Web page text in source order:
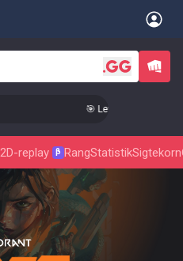
🎯 Level Up Your Aim
2D-replay β RangStatistikSigtekorn